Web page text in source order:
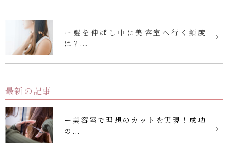
ー髪を伸ばし中に美容室へ行く頻度
は？...
最新の記事
ー美容室で理想のカットを実現！成功
の...